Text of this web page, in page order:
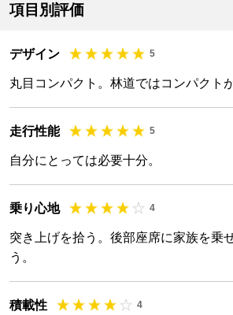
項目別評価
デザイン 5
丸目コンパクト。林道ではコンパクト
走行性能 5
自分にとっては必要十分。
乗り心地 4
突き上げを拾う。後部座席に家族を乗
う。
積載性 4